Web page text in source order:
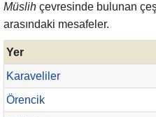
Müslih çevresinde bulunan
arasındaki mesafeler.
Yer
Karaveliler
Örencik